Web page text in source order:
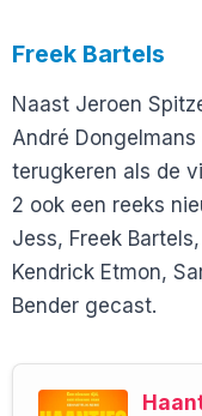
Freek Bartels
Naast Jeroen
André
terugkeren als de
2 ook een reeks
Jess, Freek
Kendrick Etmon,
Bender gecast.